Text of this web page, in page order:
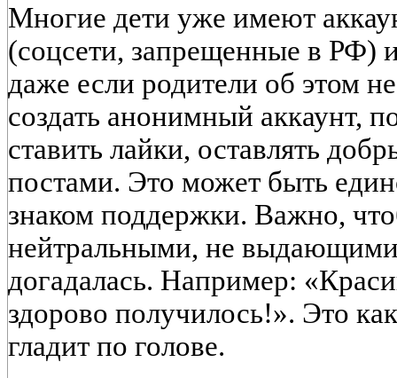
Многие дети уже имеют
(соцсети, запрещенные в РФ)
даже если родители об этом
создать анонимный аккаунт,
ставить лайки, оставлять
постами. Это может быть
знаком поддержки. Важно,
нейтральными, не выдающими
догадалась. Например:
здорово получилось!». Это
гладит по голове.